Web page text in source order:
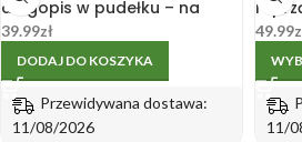
długopis w pudełku – na
Dzień Kobiet
39.99zł
DODAJ DO KOSZYKA
Przewidywana dostawa:
11/08/2026
i
49.99
11/